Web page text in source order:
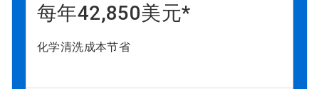
每年42,850美元*
化学清洗成本节省